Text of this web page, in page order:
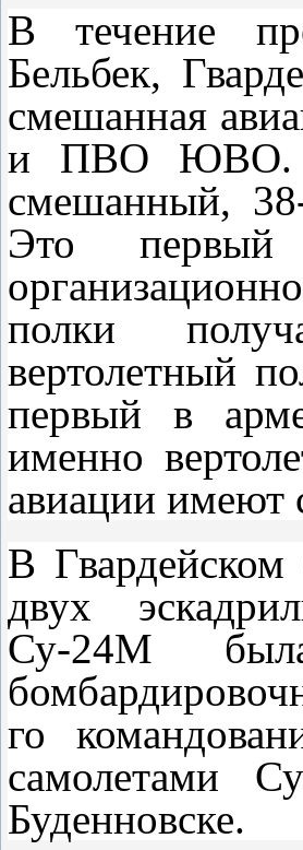
В течение
Бельбек,
смешанная
и ПВО ЮВО. В
смешанный,
Это первый
полки
вертолетный
первый в
именно
авиации имеют
В
двух
Су-24М
го
самолетами
Буденновске.